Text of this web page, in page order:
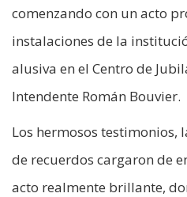
comenzando con un acto
instalaciones de la
alusiva en el Centro de
Intendente Román Bouvier.
Los hermosos testimonios,
de recuerdos cargaron de
acto realmente brillante,